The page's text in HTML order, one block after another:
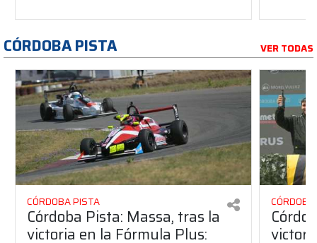
CÓRDOBA PISTA VER TODAS
CÓRDOBA PISTA
Córdoba Pista: Massa, tras la
victoria en la Fórmula Plus: